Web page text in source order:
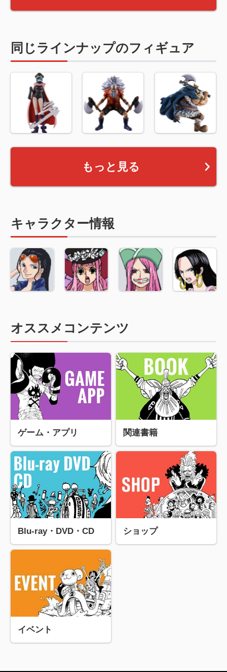
同じラインナップのフィギュア
もっと見る
キャラクター情報
オススメコンテンツ
ゲーム・アプリ 関連書籍
Blu-ray・DVD・CD ショップ
イベント